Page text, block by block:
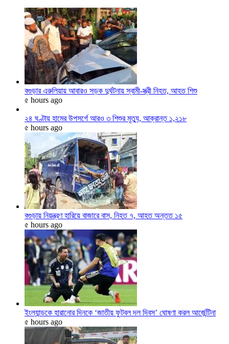
বগুড়ার এরুলিয়ায় আবারও সড়ক দুর্ঘটনায় স্বামী-স্ত্রী নিহত, আহত শিশু
৫ hours ago
২৪ ঘণ্টায় হামের উপসর্গে আরও ৩ শিশুর মৃত্যু, আক্রান্ত ১,২১৮
৫ hours ago
বগুড়ায় নিয়ন্ত্রণ হারিয়ে বাজারে বাস, নিহত ৭, আহত অন্তত ১৫
৫ hours ago
ইংল্যান্ডকে হারানোর দিনকে ‘জাতীয় ফুটবল দল দিবস’ ঘোষণা করল আর্জেন্টিনা
৫ hours ago